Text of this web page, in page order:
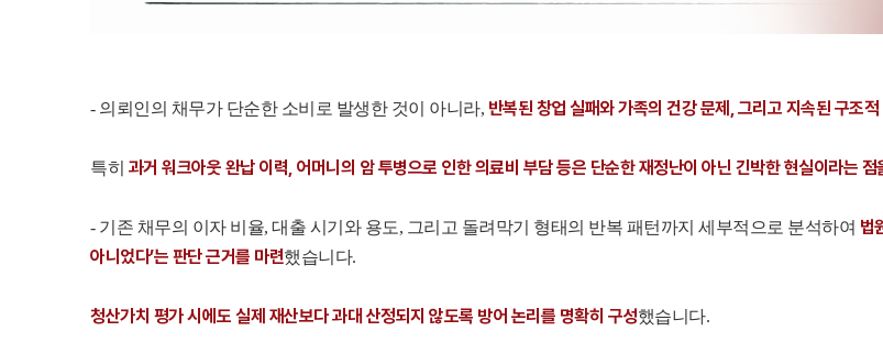
- 의뢰인의 채무가 단순한 소비로 발생한 것이 아니라, 반복된 창업 실패와 가족의 건강 문제, 그리고 지속된 구조
특히 과거 워크아웃 완납 이력, 어머니의 암 투병으로 인한 의료비 부담 등은 단순한 재정난이 아닌 긴박한 현실이라는
- 기존 채무의 이자 비율, 대출 시기와 용도, 그리고 돌려막기 형태의 반복 패턴까지 세부적으로 분석하여 법
아니었다’는 판단 근거를 마련했습니다.
청산가치 평가 시에도 실제 재산보다 과대 산정되지 않도록 방어 논리를 명확히 구성했습니다.